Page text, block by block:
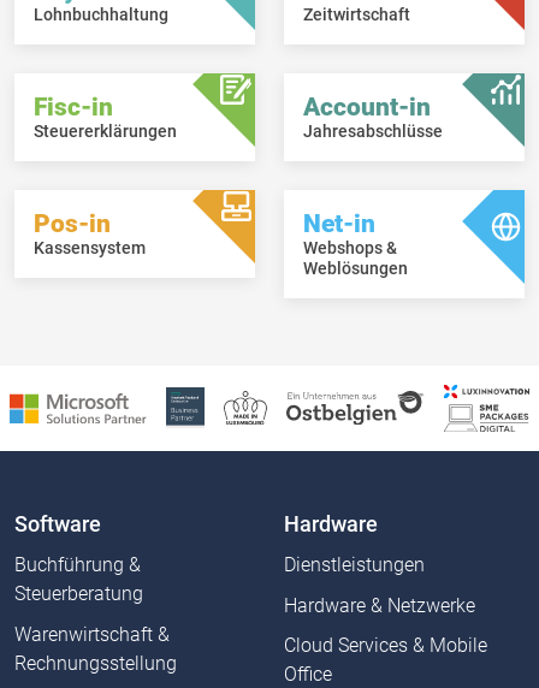
Lohnbuchhaltung Zeitwirtschaft
Fisc-in
Steuererklärungen
Account-in
Jahresabschlüsse
Pos-in
Kassensystem
Net-in
Webshops &
Weblösungen
Software
Buchführung &
Steuerberatung
Warenwirtschaft &
Rechnungsstellung
Hardware
Dienstleistungen
Hardware & Netzwerke
Cloud Services & Mobile
Office